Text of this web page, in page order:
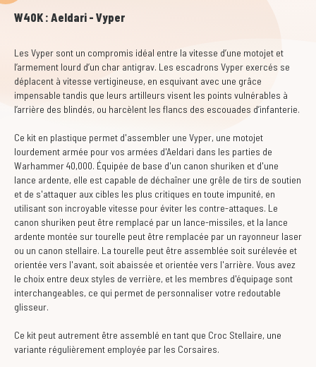
W40K : Aeldari - Vyper
Les Vyper sont un compromis idéal entre la vitesse d’une motojet et
l’armement lourd d’un char antigrav. Les escadrons Vyper exercés se
déplacent à vitesse vertigineuse, en esquivant avec une grâce
impensable tandis que leurs artilleurs visent les points vulnérables à
l’arrière des blindés, ou harcèlent les flancs des escouades d’infanterie.
Ce kit en plastique permet d'assembler une Vyper, une motojet
lourdement armée pour vos armées d'Aeldari dans les parties de
Warhammer 40,000. Équipée de base d'un canon shuriken et d'une
lance ardente, elle est capable de déchaîner une grêle de tirs de soutien
et de s'attaquer aux cibles les plus critiques en toute impunité, en
utilisant son incroyable vitesse pour éviter les contre-attaques. Le
canon shuriken peut être remplacé par un lance-missiles, et la lance
ardente montée sur tourelle peut être remplacée par un rayonneur laser
ou un canon stellaire. La tourelle peut être assemblée soit surélevée et
orientée vers l'avant, soit abaissée et orientée vers l'arrière. Vous avez
le choix entre deux styles de verrière, et les membres d'équipage sont
interchangeables, ce qui permet de personnaliser votre redoutable
glisseur.
Ce kit peut autrement être assemblé en tant que Croc Stellaire, une
variante régulièrement employée par les Corsaires.